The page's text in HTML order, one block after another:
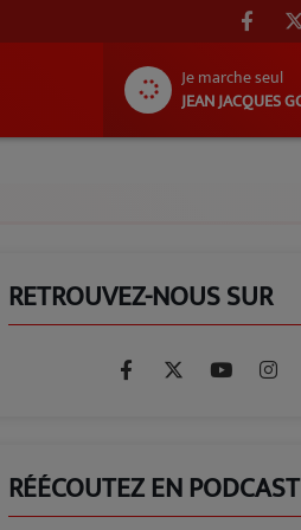
Je marche seul
RETROUVEZ-NOUS SUR
RÉÉCOUTEZ EN PODCAST